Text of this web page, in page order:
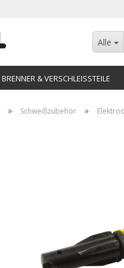
Alle
BRENNER & VERSCHLEISSTEILE
» Schweißzubehör »